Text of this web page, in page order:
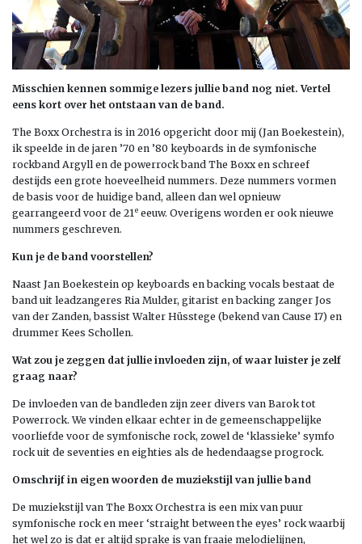
Misschien kennen sommige lezers jullie band nog niet. Vertel
eens kort over het ontstaan van de band.
The Boxx Orchestra is in 2016 opgericht door mij (Jan Boekestein),
ik speelde in de jaren ’70 en ’80 keyboards in de symfonische
rockband Argyll en de powerrock band The Boxx en schreef
destijds een grote hoeveelheid nummers. Deze nummers vormen
de basis voor de huidige band, alleen dan wel opnieuw
gearrangeerd voor de 21e eeuw. Overigens worden er ook nieuwe
nummers geschreven.
Kun je de band voorstellen?
Naast Jan Boekestein op keyboards en backing vocals bestaat de
band uit leadzangeres Ria Mulder, gitarist en backing zanger Jos
van der Zanden, bassist Walter Hüsstege (bekend van Cause 17) en
drummer Kees Schollen.
Wat zou je zeggen dat jullie invloeden zijn, of waar luister je zelf
graag naar?
De invloeden van de bandleden zijn zeer divers van Barok tot
Powerrock. We vinden elkaar echter in de gemeenschappelijke
voorliefde voor de symfonische rock, zowel de ‘klassieke’ symfo
rock uit de seventies en eighties als de hedendaagse progrock.
Omschrijf in eigen woorden de muziekstijl van jullie band
De muziekstijl van The Boxx Orchestra is een mix van puur
symfonische rock en meer ‘straight between the eyes’ rock waarbij
het wel zo is dat er altijd sprake is van fraaie melodielijnen,